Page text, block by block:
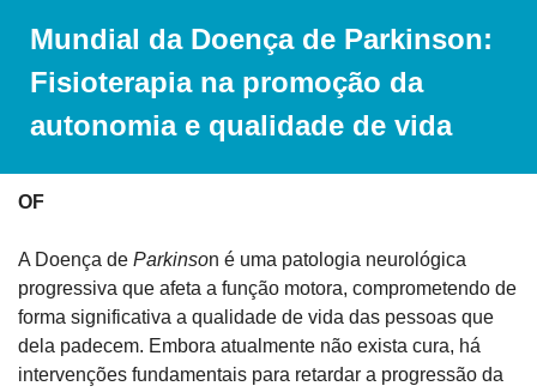
Mundial da Doença de Parkinson:
Fisioterapia na promoção da
autonomia e qualidade de vida
OF
A Doença de Parkinson é uma patologia neurológica
progressiva que afeta a função motora, comprometendo de
forma significativa a qualidade de vida das pessoas que
dela padecem. Embora atualmente não exista cura, há
intervenções fundamentais para retardar a progressão da